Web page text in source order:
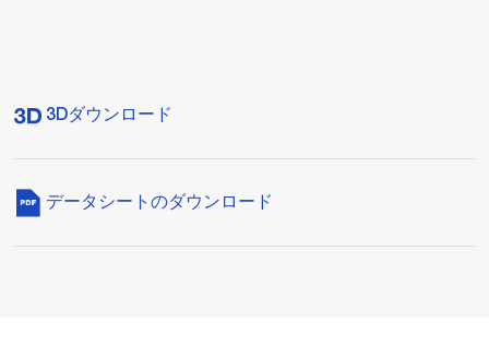
3Dダウンロード
データシートのダウンロード